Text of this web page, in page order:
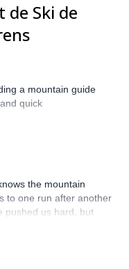
de Ski de
a mountain guide
quick
the mountain
to one run after another
pushed us hard, but
her! (And she is also